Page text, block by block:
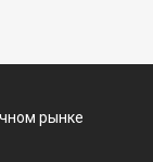
рынке